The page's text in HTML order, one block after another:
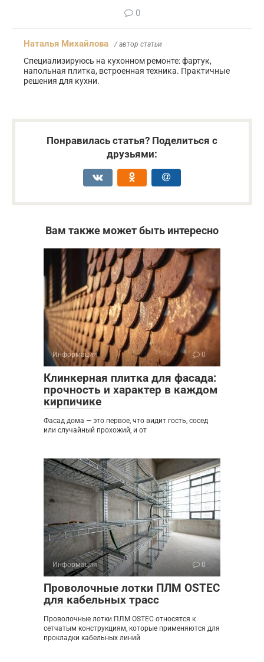
0
Наталья Михайлова / автор статьи
Специализируюсь на кухонном ремонте: фартук,
напольная плитка, встроенная техника. Практичные
решения для кухни.
Понравилась статья? Поделиться с
друзьями:
Вам также может быть интересно
Информация 0
Клинкерная плитка для фасада:
прочность и характер в каждом
кирпичике
Фасад дома — это первое, что видит гость, сосед
или случайный прохожий, и от
Информация 0
Проволочные лотки ПЛМ OSTEC
для кабельных трасс
Проволочные лотки ПЛМ OSTEC относятся к
сетчатым конструкциям, которые применяются для
прокладки кабельных линий